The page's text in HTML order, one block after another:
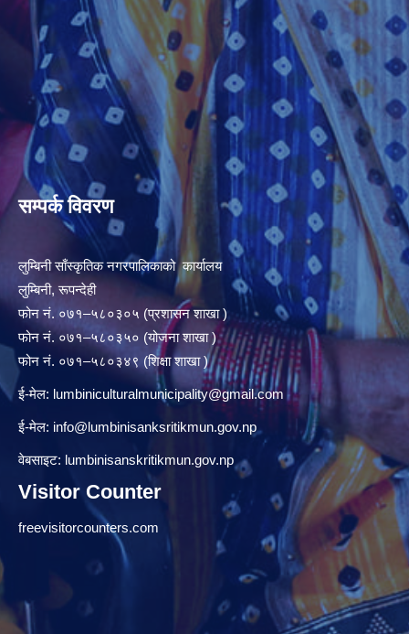
सम्पर्क विवरण
लुम्बिनी साँस्कृतिक नगरपालिकाको कार्यालय
लुम्बिनी, रूपन्देही
फोन नं. ०७१–५८०३०५ (प्रशासन शाखा )
फोन नं. ०७१–५८०३५० (योजना शाखा )
फोन नं. ०७१–५८०३४९ (शिक्षा शाखा )
ई-मेल: lumbiniculturalmunicipality@gmail.com
ई-मेल: info@lumbinisanksritikmun.gov.np
वेबसाइट: lumbinisanskritikmun.gov.np
Visitor Counter
freevisitorcounters.com